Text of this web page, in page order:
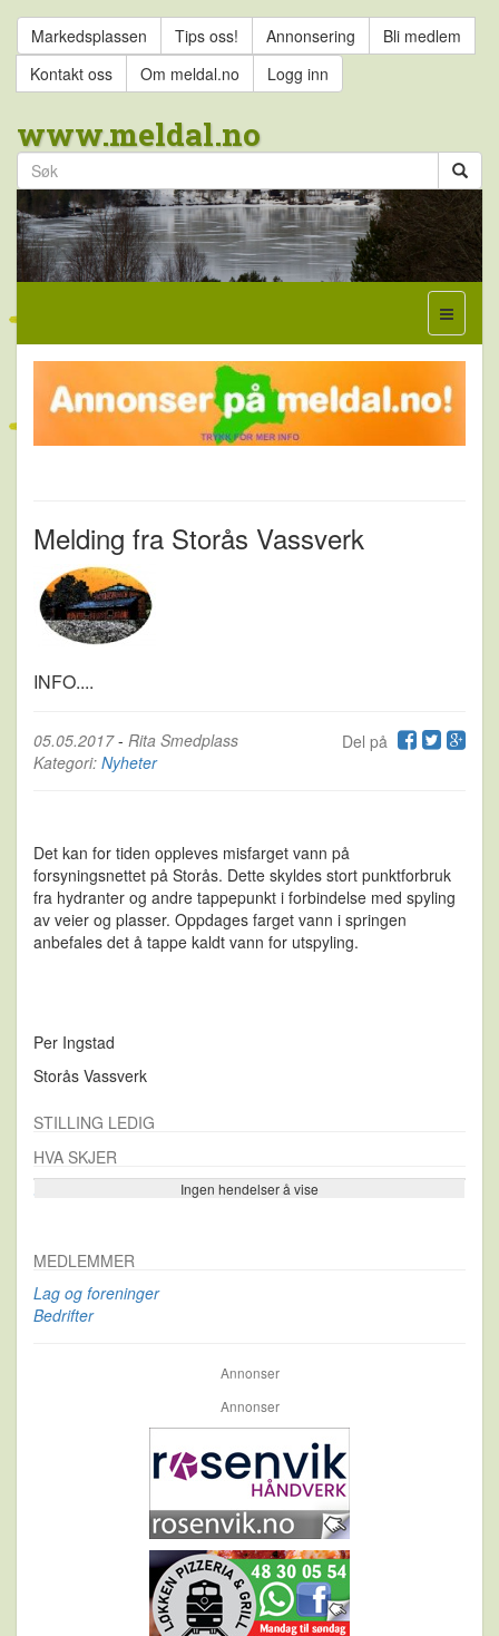
Markedsplassen Tips oss! Annonsering
Bli medlem
Kontakt oss
Om meldal.no Logg inn
www.meldal.no
Melding fra Storås Vassverk
INFO....
Del på
05.05.2017- Rita Smedplass
Kategori: Nyheter
Det kan for tiden oppleves misfarget vann på
forsyningsnettet på Storås. Dette skyldes stort punktforbruk
fra hydranter og andre tappepunkt i forbindelse med spyling
av veier og plasser. Oppdages farget vann i springen
anbefales det å tappe kaldt vann for utspyling.
Per Ingstad
Storås Vassverk
STILLING LEDIG
HVA SKJER
Ingen hendelser å vise
Se flere…
MEDLEMMER
Lag og foreninger
Bedrifter
Annonser
Annonser